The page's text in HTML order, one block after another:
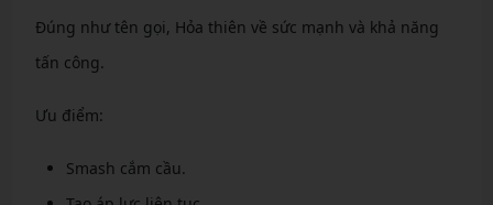
Đúng như tên gọi, Hỏa thiên về sức mạnh và khả năng
tấn công.
Ưu điểm:
Smash cắm cầu.